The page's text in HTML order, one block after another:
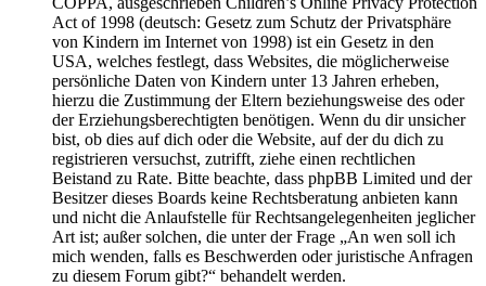
Act of 1998 (deutsch: Gesetz zum Schutz der Privatsphäre
von Kindern im Internet von 1998) ist ein Gesetz in den
USA, welches festlegt, dass Websites, die möglicherweise
persönliche Daten von Kindern unter 13 Jahren erheben,
hierzu die Zustimmung der Eltern beziehungsweise des oder
der Erziehungsberechtigten benötigen. Wenn du dir unsicher
bist, ob dies auf dich oder die Website, auf der du dich zu
registrieren versuchst, zutrifft, ziehe einen rechtlichen
Beistand zu Rate. Bitte beachte, dass phpBB Limited und der
Besitzer dieses Boards keine Rechtsberatung anbieten kann
und nicht die Anlaufstelle für Rechtsangelegenheiten jeglicher
Art ist; außer solchen, die unter der Frage „An wen soll ich
mich wenden, falls es Beschwerden oder juristische Anfragen
zu diesem Forum gibt?“ behandelt werden.